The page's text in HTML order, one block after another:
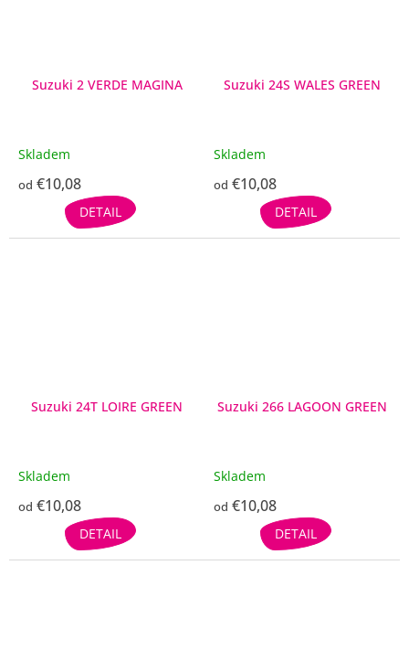
Suzuki 2 VERDE MAGINA
Skladem
od €10,08
DETAIL
Suzuki 24S WALES GREEN
Skladem
od €10,08
DETAIL
Suzuki 24T LOIRE GREEN
Skladem
od €10,08
DETAIL
Suzuki 266 LAGOON GREEN
Skladem
od €10,08
DETAIL